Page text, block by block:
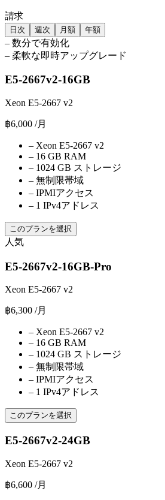
請求
日次 週次 月額 年額
– 数分で有効化
– 柔軟な即時アップグレード
E5-2667v2-16GB
Xeon E5-2667 v2
฿6,000 /月
– Xeon E5-2667 v2
– 16 GB RAM
– 1024 GB ストレージ
– 無制限帯域
– IPMIアクセス
– 1 IPv4アドレス
このプランを選択
人気
E5-2667v2-16GB-Pro
Xeon E5-2667 v2
฿6,300 /月
– Xeon E5-2667 v2
– 16 GB RAM
– 1024 GB ストレージ
– 無制限帯域
– IPMIアクセス
– 1 IPv4アドレス
このプランを選択
E5-2667v2-24GB
Xeon E5-2667 v2
฿6,600 /月